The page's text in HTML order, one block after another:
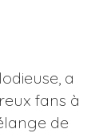
a
fans à
de